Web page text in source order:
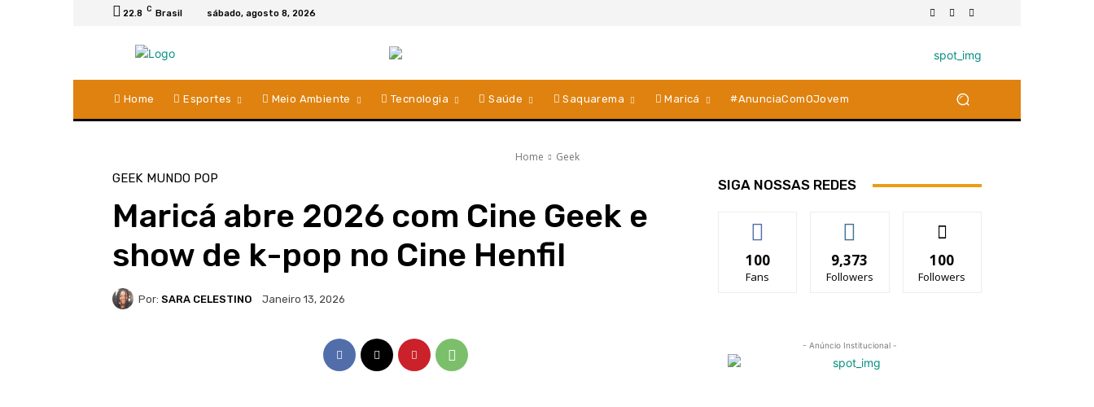
22.8 C Brasil sábado, agosto 8, 2026
Home Esportes Meio Ambiente Tecnologia Saúde Saquarema Maricá #AnunciaComOJovem
Home Geek
GEEK MUNDO POP
Maricá abre 2026 com Cine Geek e
show de k-pop no Cine Henfil
Por: SARA CELESTINO Janeiro 13, 2026
SIGA NOSSAS REDES
100
Fans
9,373
Followers
100
Followers
- Anúncio Institucional -